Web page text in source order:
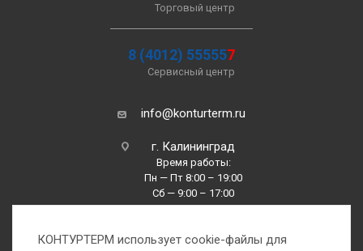
Торговый центр
8 (4012) 555557
Сервисный центр
info@konturterm.ru
г. Калининград
Время работы:
Пн — Пт 8:00 – 19:00
Сб — 9:00 – 17:00
Вс —10:00 – 16:00
КОНТУРТЕРМ использует cookie-файлы для